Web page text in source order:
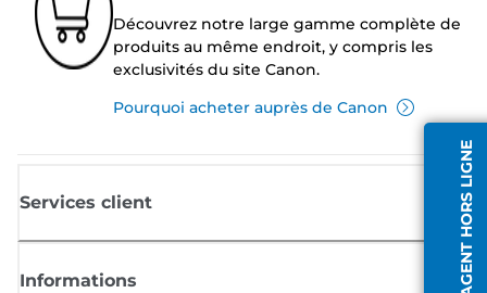
AGENT HORS LIGNE
Découvrez notre large gamme complète de
produits au même endroit, y compris les
exclusivités du site Canon.
Pourquoi acheter auprès de Canon
Services client
Informations